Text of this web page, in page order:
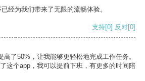
经为我们带来了无限的流畅体验。
支持[0] 反对[0]
了50%，让我能够更轻松地完成工作任务。
这个app，我可以提前下班，有更多的时间陪